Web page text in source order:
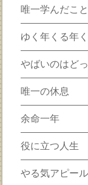
唯一学んだこと
ゆく年くる年
やばいのはど
唯一の休息
余命一年
役に立つ人生
やる気アピール